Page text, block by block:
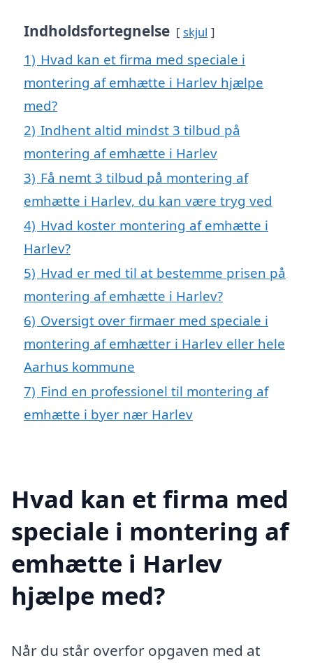
Indholdsfortegnelse skjul
1) Hvad kan et firma med speciale i
montering af emhætte i Harlev hjælpe
med?
2) Indhent altid mindst 3 tilbud på
montering af emhætte i Harlev
3) Få nemt 3 tilbud på montering af
emhætte i Harlev, du kan være tryg ved
4) Hvad koster montering af emhætte i
Harlev?
5) Hvad er med til at bestemme prisen på
montering af emhætte i Harlev?
6) Oversigt over firmaer med speciale i
montering af emhætter i Harlev eller hele
Aarhus kommune
7) Find en professionel til montering af
emhætte i byer nær Harlev
Hvad kan et firma med
speciale i montering af
emhætte i Harlev
hjælpe med?
Når du står overfor opgaven med at